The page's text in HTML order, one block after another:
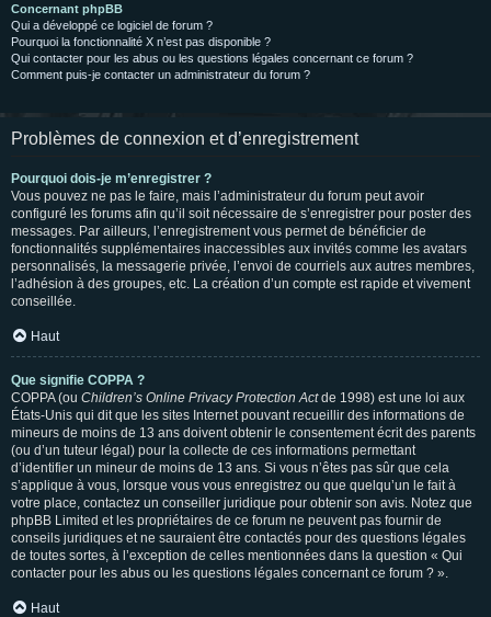
Concernant phpBB
Qui a développé ce logiciel de forum ?
Pourquoi la fonctionnalité X n’est pas disponible ?
Qui contacter pour les abus ou les questions légales concernant ce forum ?
Comment puis-je contacter un administrateur du forum ?
Problèmes de connexion et d’enregistrement
Pourquoi dois-je m’enregistrer ?
Vous pouvez ne pas le faire, mais l’administrateur du forum peut avoir
configuré les forums afin qu’il soit nécessaire de s’enregistrer pour poster des
messages. Par ailleurs, l’enregistrement vous permet de bénéficier de
fonctionnalités supplémentaires inaccessibles aux invités comme les avatars
personnalisés, la messagerie privée, l’envoi de courriels aux autres membres,
l’adhésion à des groupes, etc. La création d’un compte est rapide et vivement
conseillée.
Haut
Que signifie COPPA ?
COPPA (ou Children’s Online Privacy Protection Actde 1998) est une loi aux
États-Unis qui dit que les sites Internet pouvant recueillir des informations de
mineurs de moins de 13 ans doivent obtenir le consentement écrit des parents
(ou d’un tuteur légal) pour la collecte de ces informations permettant
d’identifier un mineur de moins de 13 ans. Si vous n’êtes pas sûr que cela
s’applique à vous, lorsque vous vous enregistrez ou que quelqu’un le fait à
votre place, contactez un conseiller juridique pour obtenir son avis. Notez que
phpBB Limited et les propriétaires de ce forum ne peuvent pas fournir de
conseils juridiques et ne sauraient être contactés pour des questions légales
de toutes sortes, à l’exception de celles mentionnées dans la question « Qui
contacter pour les abus ou les questions légales concernant ce forum ? ».
Haut